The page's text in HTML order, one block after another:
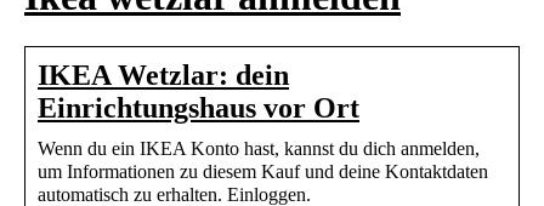
IKEA Wetzlar: dein
Einrichtungshaus vor Ort
Wenn du ein IKEA Konto hast, kannst du dich anmelden,
um Informationen zu diesem Kauf und deine Kontaktdaten
automatisch zu erhalten. Einloggen.